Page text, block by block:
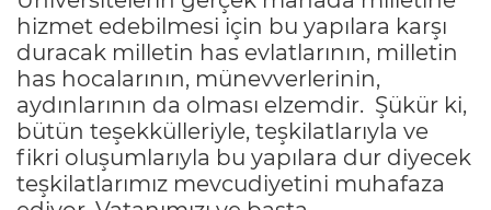
hizmet edebilmesi için bu yapılara karşı
duracak milletin has evlatlarının, milletin
has hocalarının, münevverlerinin,
aydınlarının da olması elzemdir. Şükür ki,
bütün teşekkülleriyle, teşkilatlarıyla ve
fikri oluşumlarıyla bu yapılara dur diyecek
teşkilatlarımız mevcudiyetini muhafaza